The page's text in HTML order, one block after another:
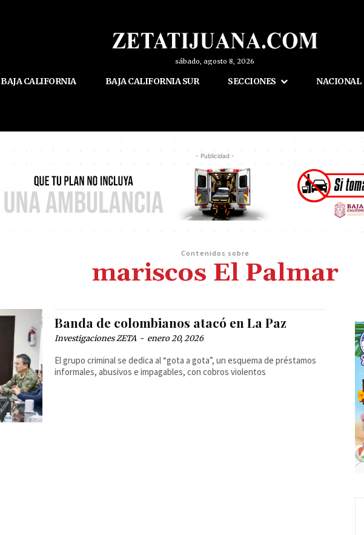
sábado, agosto 8, 2026
BAJA CALIFORNIA BAJA CALIFORNIA SUR SECCIONES NACIONAL
- Publicidad -
Contenidos sobre
mariscos El Palmar
Banda de colombianos atacó en La Paz
Investigaciones ZETA - enero 20, 2026
El grupo criminal se dedica al “gota a gota”, un esquema de préstamos
informales, abusivos e impagables, con cobros violentos